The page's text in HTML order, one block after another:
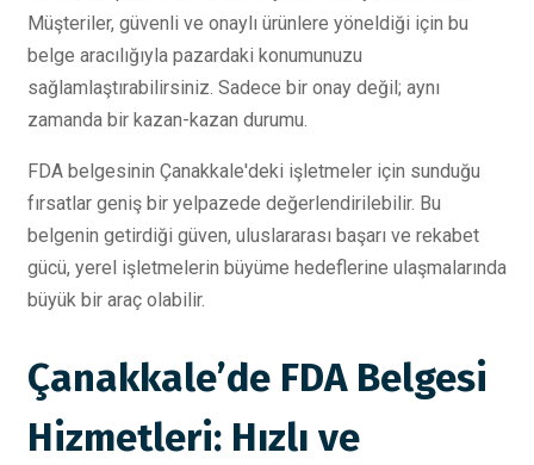
Müşteriler, güvenli ve onaylı ürünlere yöneldiği için bu
belge aracılığıyla pazardaki konumunuzu
sağlamlaştırabilirsiniz. Sadece bir onay değil; aynı
zamanda bir kazan-kazan durumu.
FDA belgesinin Çanakkale'deki işletmeler için sunduğu
fırsatlar geniş bir yelpazede değerlendirilebilir. Bu
belgenin getirdiği güven, uluslararası başarı ve rekabet
gücü, yerel işletmelerin büyüme hedeflerine ulaşmalarında
büyük bir araç olabilir.
Çanakkale’de FDA Belgesi
Hizmetleri: Hızlı ve